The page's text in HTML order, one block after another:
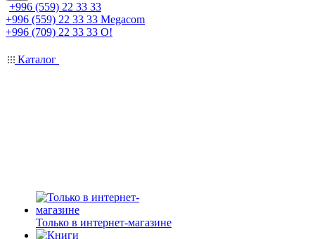
+996 (559) 22 33 33
+996 (559) 22 33 33 Megacom
+996 (709) 22 33 33 O!
Каталог
Только в интернет-магазине